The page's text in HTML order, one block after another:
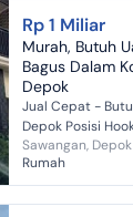
Rp 1 Miliar
Murah, Butuh
Bagus Dalam
Depok
Jual Cepat -
Depok Posisi Hook Luas Tanah 75 m2 Luas
Bangunan 150
Tidur 3 Kamar
Sawangan, Depok
Rumah